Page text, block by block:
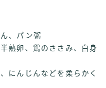
、パン粥
熟卵、鶏のささみ、白身
にんじんなどを柔らかく